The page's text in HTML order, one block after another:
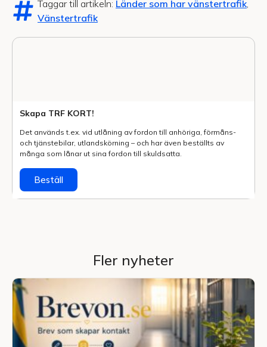
Taggar till artikeln: Länder som har vänstertrafik
Vänstertrafik
Skapa TRF KORT!
Det används t.ex. vid utlåning av fordon till anhöriga, förmåns-
och tjänstebilar, utlands­körning – och har även beställts av
många som lånar ut sina fordon till skuldsatta.
Beställ
Fler nyheter